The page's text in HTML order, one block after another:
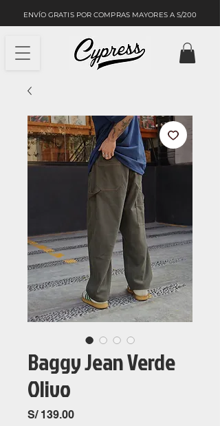
ENVÍO GRATIS POR COMPRAS MAYORES A S/200
Baggy Jean Verde
Olivo
S/ 139.00Precio